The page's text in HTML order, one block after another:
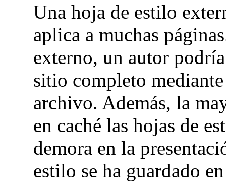
Una hoja de estilo
aplica a muchas
externo, un autor
sitio completo
archivo. Además, la
en caché las hojas de
demora en la
estilo se ha guardado